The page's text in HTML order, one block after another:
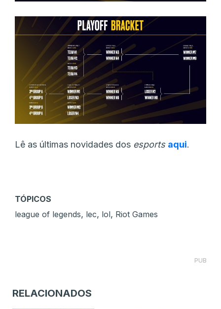
Lê as últimas novidades dos esports aqui.
TÓPICOS
league of legends, lec, lol, Riot Games
PUB
RELACIONADOS